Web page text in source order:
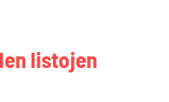
listojen